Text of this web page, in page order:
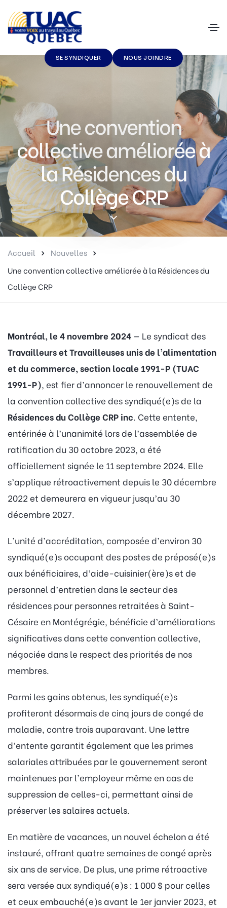
SE SYNDIQUER NOUS JOINDRE
Une convention
collective améliorée à
la Résidences du
Collège CRP
Accueil
Nouvelles
Une convention collective améliorée à la Résidences du
Collège CRP
Montréal, le 4 novembre 2024 — Le syndicat des
Travailleurs et Travailleuses unis de l’alimentation
et du commerce, section locale 1991-P (TUAC
1991-P), est fier d’annoncer le renouvellement de
la convention collective des syndiqué(e)s de la
Résidences du Collège CRP inc. Cette entente,
entérinée à l’unanimité lors de l’assemblée de
ratification du 30 octobre 2023, a été
officiellement signée le 11 septembre 2024. Elle
s’applique rétroactivement depuis le 30 décembre
2022 et demeurera en vigueur jusqu’au 30
décembre 2027.
L’unité d’accréditation, composée d’environ 30
syndiqué(e)s occupant des postes de préposé(e)s
aux bénéficiaires, d’aide-cuisinier(ère)s et de
personnel d’entretien dans le secteur des
résidences pour personnes retraitées à Saint-
Césaire en Montégrégie, bénéficie d’améliorations
significatives dans cette convention collective,
négociée dans le respect des priorités de nos
membres.
Parmi les gains obtenus, les syndiqué(e)s
profiteront désormais de cinq jours de congé de
maladie, contre trois auparavant. Une lettre
d’entente garantit également que les primes
salariales attribuées par le gouvernement seront
maintenues par l’employeur même en cas de
suppression de celles-ci, permettant ainsi de
préserver les salaires actuels.
En matière de vacances, un nouvel échelon a été
instauré, offrant quatre semaines de congé après
six ans de service. De plus, une prime rétroactive
sera versée aux syndiqué(e)s : 1 000 $ pour celles
et ceux embauché(e)s avant le 1er janvier 2023, et